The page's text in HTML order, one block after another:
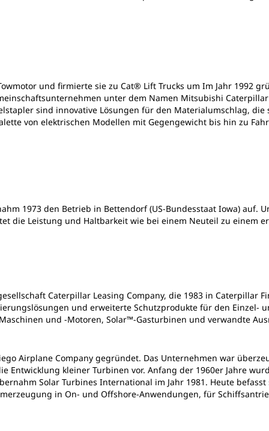
und firmierte sie zu Cat® Lift Trucks um Im Jahr 1992
unter dem Namen Mitsubishi
sind innovative Lösungen für den Materialumschlag,
von elektrischen Modellen mit Gegengewicht bis hin zu
1973 den Betrieb in Bettendorf (US-Bundesstaat Iowa) auf.
die Leistung und Haltbarkeit wie bei einem Neuteil zu einem
Caterpillar Leasing Company, die 1983 in Caterpillar
und erweiterte Schutzprodukte für den Einzel-
und ‑Motoren, Solar™-Gasturbinen und verwandte
Airplane Company gegründet. Das Unternehmen war
Entwicklung kleiner Turbinen vor. Anfang der 1960er Jahre
Solar Turbines International im Jahr 1981. Heute
in On- und Offshore-Anwendungen, für